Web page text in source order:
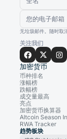
无垃圾邮件。随时取
关注我们
加密货币
币种排名
涨幅榜
跌幅榜
成交量最高
亮点
加密货币换算器
Altcoin Season
RWA Tracker
趋势板块